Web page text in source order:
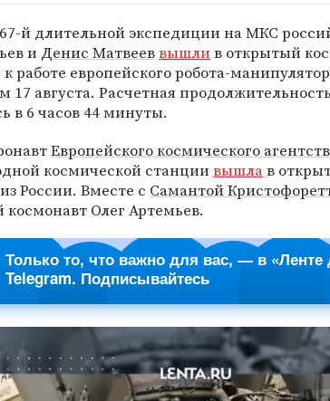
й длительной экспедиции на МКС
и Денис Матвееввышлив открытый
работе европейского робота-
17 августа. Расчетная
в 6 часов 44 минуты.
Европейского космического
космической станциивышлав
России. Вместе с Самантой
космонавт Олег Артемьев.
Только то, что важно для вас, — в «Ленте
Telegram. Подписывайтесь